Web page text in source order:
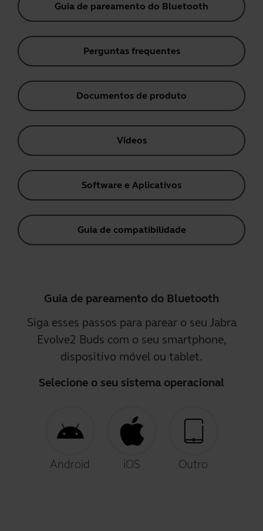
Guia de pareamento do Bluetooth
Perguntas frequentes
Documentos de produto
Vídeos
Software e Aplicativos
Guia de compatibilidade
Guia de pareamento do Bluetooth
Siga esses passos para parear o seu Jabra
Evolve2 Buds com o seu smartphone,
dispositivo móvel ou tablet.
Selecione o seu sistema operacional
Android iOS Outro